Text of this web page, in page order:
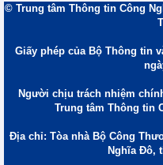
© Trung tâm Thông tin Công
Giấy phép của Bộ Thông tin
Người chịu trách nhiệm
Trung tâm Thông tin
Địa chỉ: Tòa nhà Bộ Công
Nghĩa Đô,